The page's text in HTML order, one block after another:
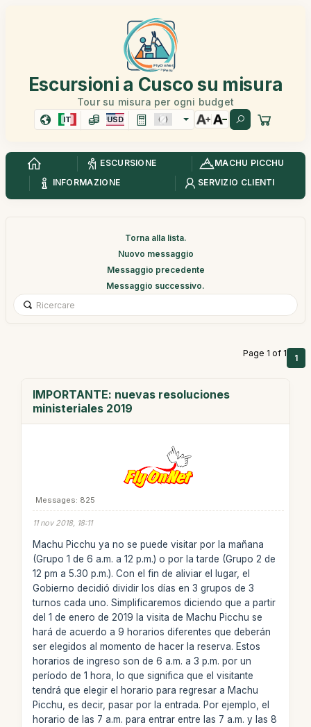
Escursioni a Cusco su misura
Tour su misura per ogni budget
IT USD
ESCURSIONE
MACHU PICCHU
INFORMAZIONE
SERVIZIO CLIENTI
Torna alla lista.
Nuovo messaggio
Messaggio precedente
Messaggio successivo.
Page 1 of 1 1
IMPORTANTE: nuevas resoluciones
ministeriales 2019
Messages: 825
11 nov 2018, 18:11
Machu Picchu ya no se puede visitar por la mañana
(Grupo 1 de 6 a.m. a 12 p.m.) o por la tarde (Grupo 2 de
12 pm a 5.30 p.m.). Con el fin de aliviar el lugar, el
Gobierno decidió dividir los días en 3 grupos de 3
turnos cada uno. Simplificaremos diciendo que a partir
del 1 de enero de 2019 la visita de Machu Picchu se
hará de acuerdo a 9 horarios diferentes que deberán
ser elegidos al momento de hacer la reserva. Estos
horarios de ingreso son de 6 a.m. a 3 p.m. por un
período de 1 hora, lo que significa que el visitante
tendrá que elegir el horario para regresar a Machu
Picchu, es decir, pasar por la entrada. Por ejemplo, el
horario de las 7 a.m. para entrar entre las 7 a.m. y las 8